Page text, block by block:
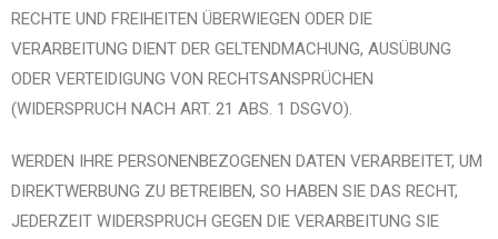
RECHTE UND FREIHEITEN ÜBERWIEGEN ODER DIE
VERARBEITUNG DIENT DER GELTENDMACHUNG, AUSÜBUNG
ODER VERTEIDIGUNG VON RECHTSANSPRÜCHEN
(WIDERSPRUCH NACH ART. 21 ABS. 1 DSGVO).
WERDEN IHRE PERSONENBEZOGENEN DATEN VERARBEITET, UM
DIREKTWERBUNG ZU BETREIBEN, SO HABEN SIE DAS RECHT,
JEDERZEIT WIDERSPRUCH GEGEN DIE VERARBEITUNG SIE